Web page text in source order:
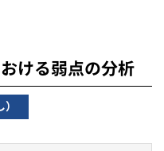
ける弱点の分析